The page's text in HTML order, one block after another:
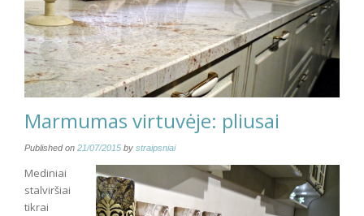
Marmumas virtuvėje: pliusai
Published on 21/07/2015 by straipsniai
Mediniai
stalviršiai
tikrai